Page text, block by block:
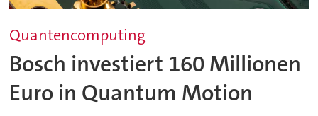
Quantencomputing
Bosch investiert 160 Millionen
Euro in Quantum Motion